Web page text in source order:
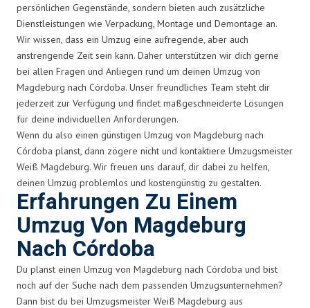
persönlichen Gegenstände, sondern bieten auch zusätzliche
Dienstleistungen wie Verpackung, Montage und Demontage an.
Wir wissen, dass ein Umzug eine aufregende, aber auch
anstrengende Zeit sein kann. Daher unterstützen wir dich gerne
bei allen Fragen und Anliegen rund um deinen Umzug von
Magdeburg nach Córdoba. Unser freundliches Team steht dir
jederzeit zur Verfügung und findet maßgeschneiderte Lösungen
für deine individuellen Anforderungen.
Wenn du also einen günstigen Umzug von Magdeburg nach
Córdoba planst, dann zögere nicht und kontaktiere Umzugsmeister
Weiß Magdeburg. Wir freuen uns darauf, dir dabei zu helfen,
deinen Umzug problemlos und kostengünstig zu gestalten.
Erfahrungen Zu Einem
Umzug Von Magdeburg
Nach Córdoba
Du planst einen Umzug von Magdeburg nach Córdoba und bist
noch auf der Suche nach dem passenden Umzugsunternehmen?
Dann bist du bei Umzugsmeister Weiß Magdeburg aus